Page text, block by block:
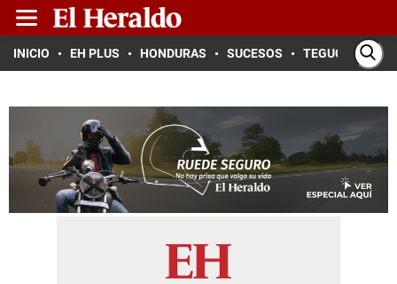
INICIO EH PLUS HONDURAS SUCESOS TEGUCIGALPA